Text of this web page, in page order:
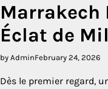
Marrakech
Éclat de
by AdminFebruary 24, 2026
Dès le premier regard,